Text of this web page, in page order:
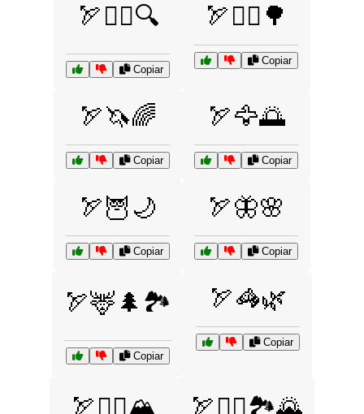
🏹🕵️‍♂️🔍
Copiar
🏹🚵‍♂️🌳
Copiar
🏹🦄🌈
Copiar
🏹🦅🌅
Copiar
🏹🦉🌙
Copiar
🏹🦋🌸
Copiar
🏹🦌🌲🏞️
Copiar
🏹🦓🌿
Copiar
🏹🧗‍♀️🏔️ 🏹🧗‍♂️🏞️🌄